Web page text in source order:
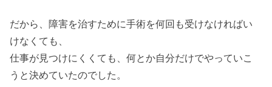
だから、障害を治すために手術を何回も受けなければい
けなくても、
仕事が見つけにくくても、何とか自分だけでやっていこ
うと決めていたのでした。